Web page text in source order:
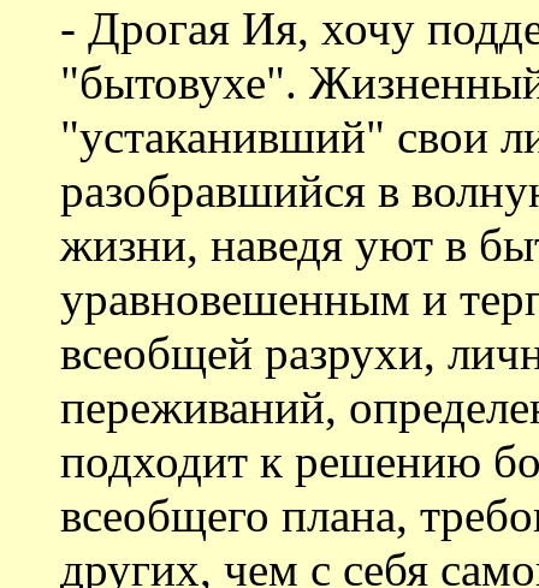
- Дрогая Ия, хочу
"бытовухе".
"устаканивший" свои
разобравшийся в
жизни, наведя уют в
уравновешенным и
всеобщей разрухи,
переживаний,
подходит к решению
всеобщего плана,
других, чем с себя